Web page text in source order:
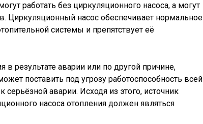
работать без циркуляционного насоса, а могут
Циркуляционный насос обеспечивает нормальное
системы и препятствует её
результате аварии или по другой причине,
поставить под угрозу работоспособность всей
аварии. Исходя из этого, источник
насоса отопления должен являться